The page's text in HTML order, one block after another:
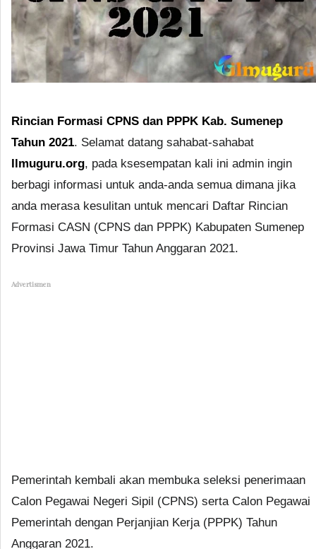
Rincian Formasi CPNS dan PPPK Kab. Sumenep
Tahun 2021. Selamat datang sahabat-sahabat
Ilmuguru.org, pada ksesempatan kali ini admin ingin
berbagi informasi untuk anda-anda semua dimana jika
anda merasa kesulitan untuk mencari Daftar Rincian
Formasi CASN (CPNS dan PPPK) Kabupaten Sumenep
Provinsi Jawa Timur Tahun Anggaran 2021.
Advertismen
Pemerintah kembali akan membuka seleksi penerimaan
Calon Pegawai Negeri Sipil (CPNS) serta Calon Pegawai
Pemerintah dengan Perjanjian Kerja (PPPK) Tahun
Anggaran 2021.